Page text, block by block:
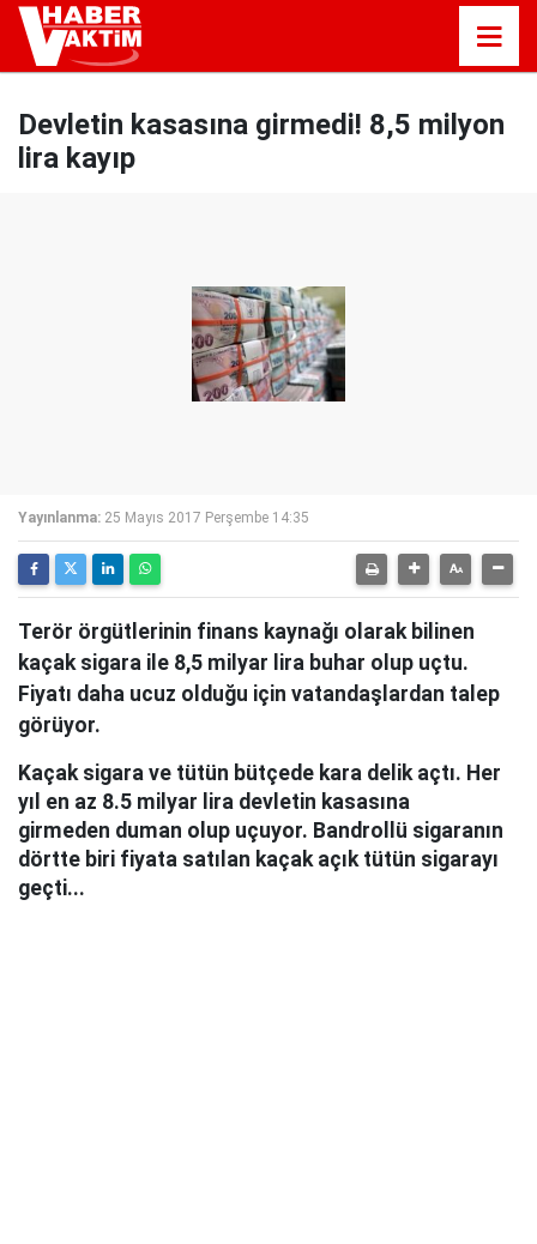
Devletin kasasına girmedi! 8,5 milyon
lira kayıp
Yayınlanma: 25 Mayıs 2017 Perşembe 14:35
Terör örgütlerinin finans kaynağı olarak bilinen
kaçak sigara ile 8,5 milyar lira buhar olup uçtu.
Fiyatı daha ucuz olduğu için vatandaşlardan talep
görüyor.
Kaçak sigara ve tütün bütçede kara delik açtı. Her
yıl en az 8.5 milyar lira devletin kasasına
girmeden duman olup uçuyor. Bandrollü sigaranın
dörtte biri fiyata satılan kaçak açık tütün sigarayı
geçti...